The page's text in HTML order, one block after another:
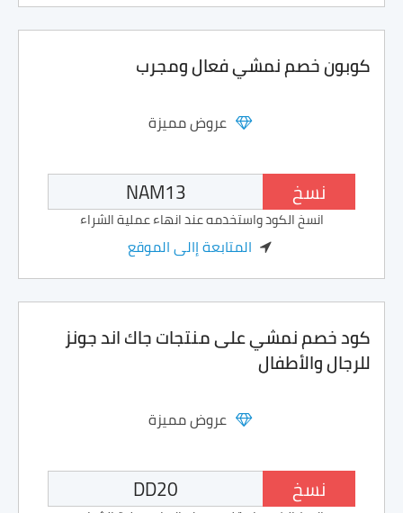
كوبون خصم نمشي فعال ومجرب
عروض مميزة
نسخ
انسخ الكود واستخدمه عند انهاء عملية الشراء
المتابعة إالى الموقع
كود خصم نمشي على منتجات جاك اند جونز
للرجال والأطفال
عروض مميزة
نسخ